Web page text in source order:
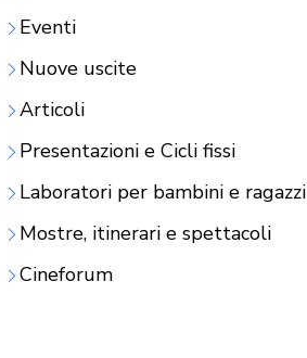
Eventi
Nuove uscite
Articoli
Presentazioni e Cicli fissi
Laboratori per bambini e ragazzi
Mostre, itinerari e spettacoli
Cineforum